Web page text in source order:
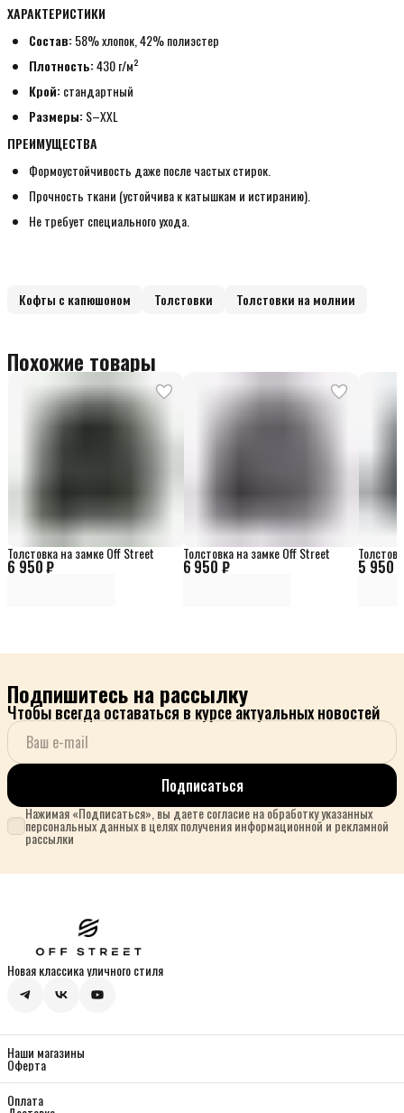
ХАРАКТЕРИСТИКИ
Состав: 58% хлопок, 42% полиэстер
Плотность:430 г/м²
Крой: стандартный
Размеры: S–XXL
ПРЕИМУЩЕСТВА
Формоустойчивость даже после частых стирок.
Прочность ткани (устойчива к катышкам и истиранию).
Не требует специального ухода.
Кофты с капюшоном Толстовки Толстовки на молнии
Похожие товары
6 950 ₽
Толстовка на замке Off Street
6 950 ₽
Толстовка на замке Off Street
5 950
Подпишитесь на рассылку
Чтобы всегда оставаться в курсе актуальных новостей
Подписаться
Нажимая «Подписаться», вы даете согласие на обработку указанных
персональных данных в целях получения информационной и рекламной
рассылки
Новая классика уличного стиля
Наши магазины
Оферта
Оплата